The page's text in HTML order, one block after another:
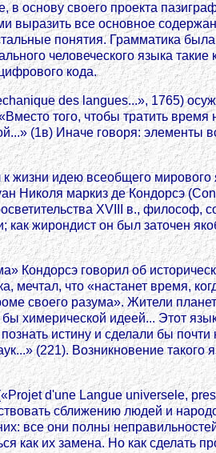
основу своего проекта
все основное
понятия. Грамматика
человеческого языка такие
кода.
des langues...», 1765)
того, чтобы тратить время
(1в) Иначе говоря: элементы
жизни идею всеобщего
Николя маркиз де Кондорсэ
XVIII в., философ,
жирондист он был заточен
Кондорсэ говорил об
мечтал, что «настанет время,
своего разума». Жители
химерической идеей... Этот
истину и сделали бы
(221). Возникновение такого
d'une Langue universele,
сближению людей и
все они полны
как их замена. Но как сделать